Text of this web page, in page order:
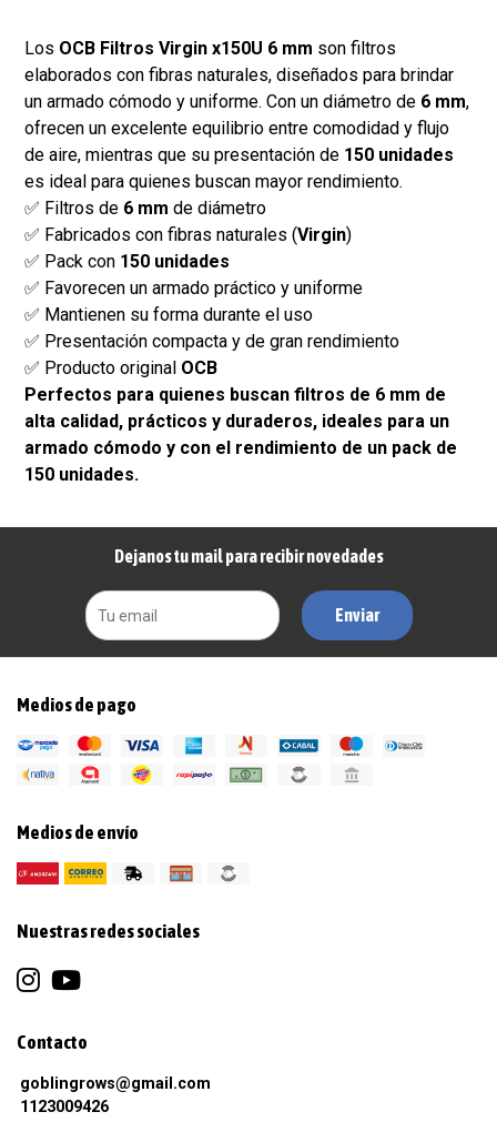
Los OCB Filtros Virgin x150U 6 mm son filtros
elaborados con fibras naturales, diseñados para brindar
un armado cómodo y uniforme. Con un diámetro de 6 mm,
ofrecen un excelente equilibrio entre comodidad y flujo
de aire, mientras que su presentación de 150 unidades
es ideal para quienes buscan mayor rendimiento.
✅ Filtros de 6 mm de diámetro
✅ Fabricados con fibras naturales (Virgin)
✅ Pack con 150 unidades
✅ Favorecen un armado práctico y uniforme
✅ Mantienen su forma durante el uso
✅ Presentación compacta y de gran rendimiento
✅ Producto original OCB
Perfectos para quienes buscan filtros de 6 mm de
alta calidad, prácticos y duraderos, ideales para un
armado cómodo y con el rendimiento de un pack de
150 unidades.
Dejanos tu mail para recibir novedades
Enviar
Medios de pago
Medios de envío
Nuestras redes sociales
Contacto
goblingrows@gmail.com
1123009426